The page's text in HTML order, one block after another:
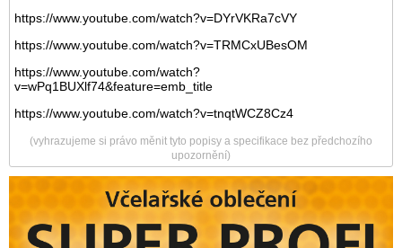
https://www.youtube.com/watch?v=DYrVKRa7cVY
https://www.youtube.com/watch?v=TRMCxUBesOM
https://www.youtube.com/watch?
v=wPq1BUXlf74&feature=emb_title
https://www.youtube.com/watch?v=tnqtWCZ8Cz4
(vyhrazujeme si právo měnit tyto popisy a specifikace bez předchozího
upozornění)